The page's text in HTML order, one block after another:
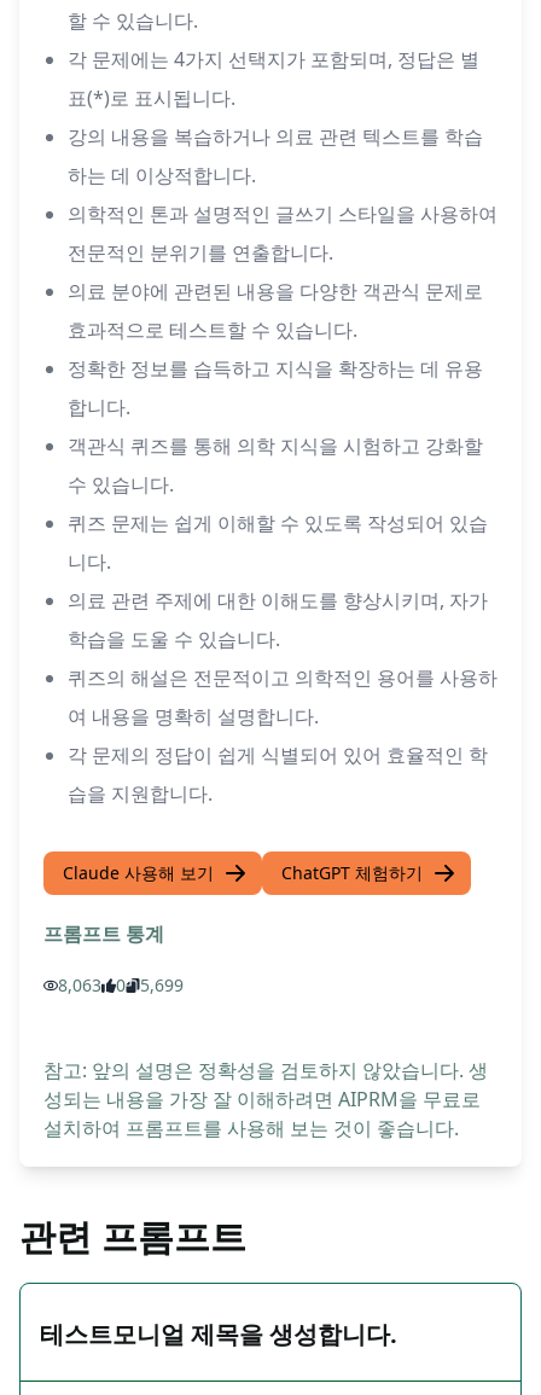
할 수 있습니다.
각 문제에는 4가지 선택지가 포함되며, 정답은 별
표(*)로 표시됩니다.
강의 내용을 복습하거나 의료 관련 텍스트를 학습
하는 데 이상적합니다.
의학적인 톤과 설명적인 글쓰기 스타일을 사용하여
전문적인 분위기를 연출합니다.
의료 분야에 관련된 내용을 다양한 객관식 문제로
효과적으로 테스트할 수 있습니다.
정확한 정보를 습득하고 지식을 확장하는 데 유용
합니다.
객관식 퀴즈를 통해 의학 지식을 시험하고 강화할
수 있습니다.
퀴즈 문제는 쉽게 이해할 수 있도록 작성되어 있습
니다.
의료 관련 주제에 대한 이해도를 향상시키며, 자가
학습을 도울 수 있습니다.
퀴즈의 해설은 전문적이고 의학적인 용어를 사용하
여 내용을 명확히 설명합니다.
각 문제의 정답이 쉽게 식별되어 있어 효율적인 학
습을 지원합니다.
Claude 사용해 보기 ChatGPT 체험하기
프롬프트 통계
8,063 0 5,699
참고: 앞의 설명은 정확성을 검토하지 않았습니다. 생
성되는 내용을 가장 잘 이해하려면 AIPRM을 무료로
설치하여 프롬프트를 사용해 보는 것이 좋습니다.
관련 프롬프트
테스트모니얼 제목을 생성합니다.